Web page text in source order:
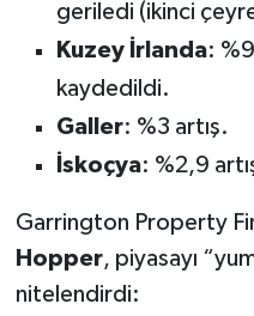
geriledi (ikinci
Kuzey İrlanda:
kaydedildi.
Galler: %3 artış.
İskoçya: %2,9
Garrington Property
Hopper, piyasayı
nitelendirdi: